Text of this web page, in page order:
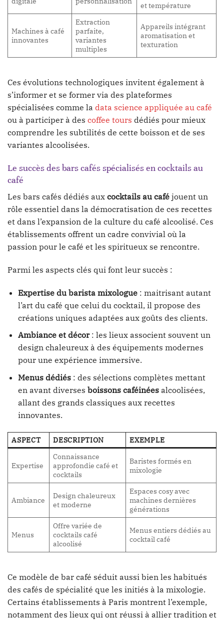
et température
Machines à café
innovantes
Extraction
parfaite,
variantes
multiples
Appareils intégrant
aromatisation et
texturation
Ces évolutions technologiques invitent également à
s’informer et se former via des plateformes
spécialisées comme la data science appliquée au café
ou à participer à des coffee tours dédiés pour mieux
comprendre les subtilités de cette boisson et de ses
variantes alcoolisées.
Le succès des bars cafés spécialisés en cocktails au
café
Les bars cafés dédiés aux cocktails au café jouent un
rôle essentiel dans la démocratisation de ces recettes
et dans l’expansion de la culture du café alcoolisé. Ces
établissements offrent un cadre convivial où la
passion pour le café et les spiritueux se rencontre.
Parmi les aspects clés qui font leur succès :
Expertise du barista mixologue: maitrisant autant
l’art du café que celui du cocktail, il propose des
créations uniques adaptées aux goûts des clients.
Ambiance et décor: les lieux associent souvent un
design chaleureux à des équipements modernes
pour une expérience immersive.
Menus dédiés: des sélections complètes mettant
en avant diverses boissons caféinéesalcoolisées,
allant des grands classiques aux recettes
innovantes.
ASPECT DESCRIPTION EXEMPLE
Expertise
Connaissance
approfondie café et
cocktails
Baristes formés en
mixologie
Ambiance
Design chaleureux
et moderne
Espaces cosy avec
machines dernières
générations
Menus
Offre variée de
cocktails café
alcoolisé
Menus entiers dédiés au
cocktail café
Ce modèle de bar café séduit aussi bien les habitués
des cafés de spécialité que les initiés à la mixologie.
Certains établissements à Paris montrent l’exemple,
notamment des lieux qui ont réussi à allier tradition et